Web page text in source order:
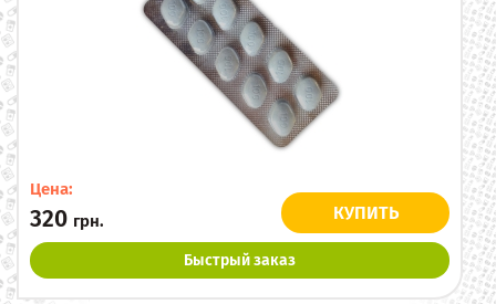
Цена:
320 грн. КУПИТЬ
Быстрый заказ